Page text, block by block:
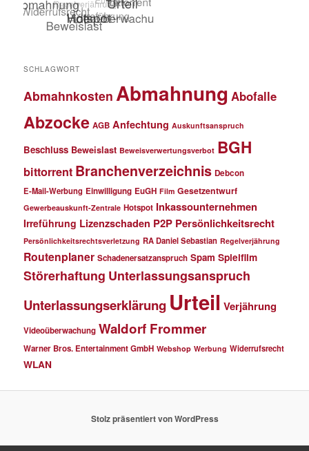
SCHLAGWORT
Abmahnkosten Abmahnung Abofalle
Abzocke AGB Anfechtung Auskunftsanspruch
Beschluss Beweislast Beweisverwertungsverbot BGH
bittorrent Branchenverzeichnis Debcon
E-Mail-Werbung Einwilligung EuGH Film Gesetzentwurf
Gewerbeauskunft-Zentrale Hotspot Inkassounternehmen
Irreführung Lizenzschaden P2P Persönlichkeitsrecht
Persönlichkeitsrechtsverletzung RA Daniel Sebastian Regelverjährung
Routenplaner Schadenersatzanspruch Spam Spielfilm
Störerhaftung Unterlassungsanspruch
Unterlassungserklärung Urteil Verjährung
Videoüberwachung Waldorf Frommer
Warner Bros. Entertainment GmbH Webshop Werbung Widerrufsrecht
WLAN
Stolz präsentiert von WordPress